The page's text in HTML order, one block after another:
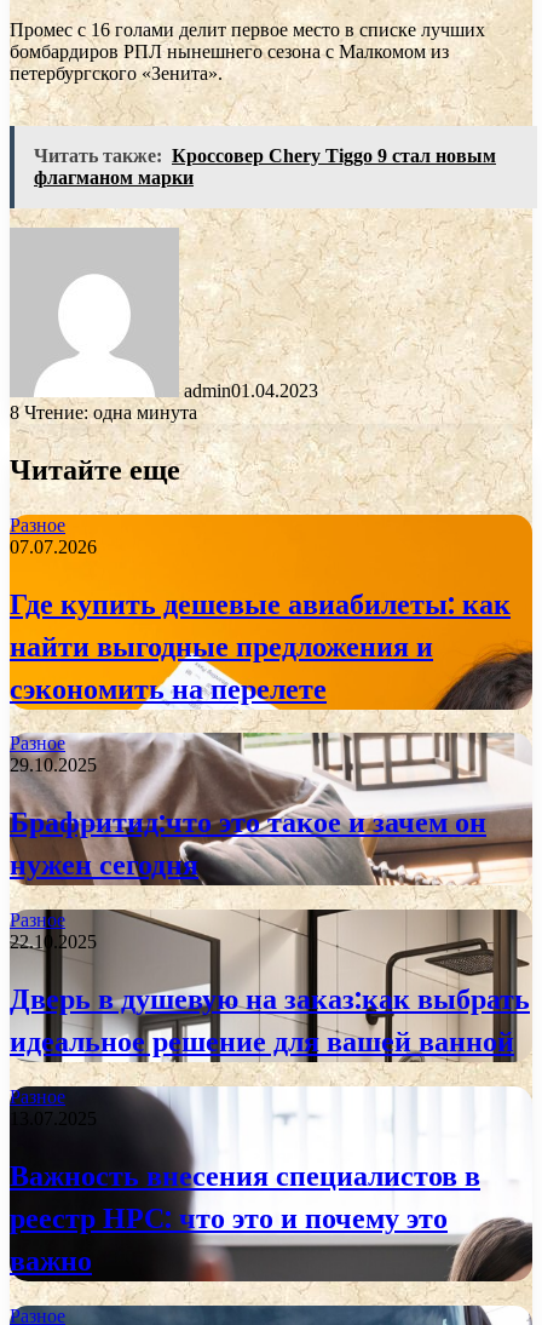
Промес с 16 голами делит первое место в списке лучших
бомбардиров РПЛ нынешнего сезона с Малкомом из
петербургского «Зенита».
Читать также: Кроссовер Chery Tiggo 9 стал новым
флагманом марки
admin01.04.2023
8Чтение: одна минута
Читайте еще
Разное
07.07.2026
Где купить дешевые авиабилеты: как
найти выгодные предложения и
сэкономить на перелете
Разное
29.10.2025
Брафритид:что это такое и зачем он
нужен сегодня
Разное
22.10.2025
Дверь в душевую на заказ:как выбрать
идеальное решение для вашей ванной
Разное
13.07.2025
Важность внесения специалистов в
реестр НРС: что это и почему это
важно
Разное